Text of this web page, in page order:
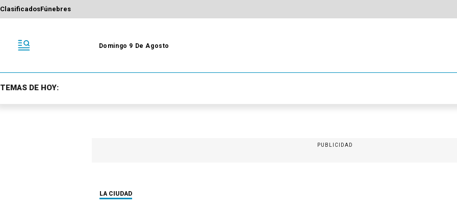
ClasificadosFúnebres
Domingo 9 De Agosto
TEMAS DE HOY:
PUBLICIDAD
LA CIUDAD